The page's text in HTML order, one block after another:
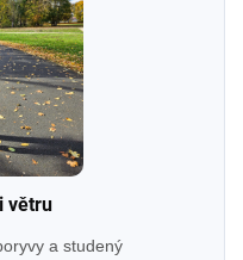
větru
a studený